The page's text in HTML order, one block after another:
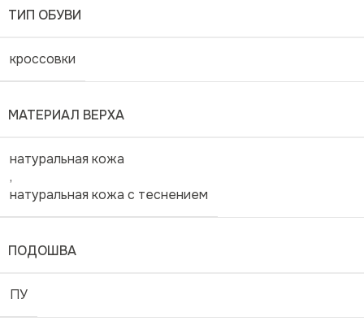
ТИП ОБУВИ
кроссовки
МАТЕРИАЛ ВЕРХА
натуральная кожа
,
натуральная кожа с теснением
ПОДОШВА
ПУ